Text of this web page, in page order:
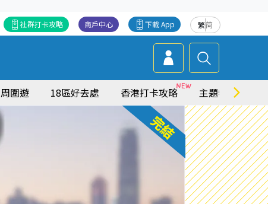
繁简
下載 App
商戶中心
社群打卡攻略
周圍遊 18區好去處 香港打卡攻略 主題特集